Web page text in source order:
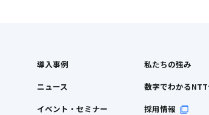
導入事例
ニュース
イベント・セミナー
私たちの強み
数字でわかる
採用情報